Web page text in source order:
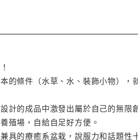
條件（水草、水、裝飾小物），
的成品中激發出屬於自己的無限
殖場，自給自足好方便。
的療癒系盆栽，說服力和話題性